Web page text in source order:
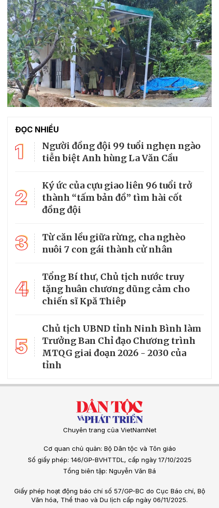
ĐỌC NHIỀU
1
Người đồng đội 99 tuổi nghẹn ngào
tiễn biệt Anh hùng La Văn Cầu
2
Ký ức của cựu giao liên 96 tuổi trở
thành “tấm bản đồ” tìm hài cốt
đồng đội
3
Từ căn lều giữa rừng, cha nghèo
nuôi 7 con gái thành cử nhân
4
Tổng Bí thư, Chủ tịch nước truy
tặng huân chương dũng cảm cho
chiến sĩ Kpă Thiêp
5
Chủ tịch UBND tỉnh Ninh Bình làm
Trưởng Ban Chỉ đạo Chương trình
MTQG giai đoạn 2026 - 2030 của
tỉnh
Chuyên trang của VietNamNet
Cơ quan chủ quản: Bộ Dân tộc và Tôn giáo
Số giấy phép: 146/GP-BVHTTDL, cấp ngày 17/10/2025
Tổng biên tập: Nguyễn Văn Bá
Giấy phép hoạt động báo chí số 57/GP-BC do Cục Báo chí, Bộ
Văn hóa, Thể thao và Du lịch cấp ngày 06/11/2025.